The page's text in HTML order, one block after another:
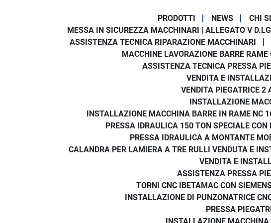
PRODOTTI NEWS CHI
MESSA IN SICUREZZA MACCHINARI | ALLEGATO V
ASSISTENZA TECNICA RIPARAZIONE MACCHINARI
MACCHINE LAVORAZIONE BARRE RAME
ASSISTENZA TECNICA PRESSA
VENDITA E
VENDITA PIEGATRICE
INSTALLAZIONE
INSTALLAZIONE MACCHINA BARRE IN RAME NC
PRESSA IDRAULICA 150 TON SPECIALE
PRESSA IDRAULICA A MONTANTE
CALANDRA PER LAMIERA A TRE RULLI VENDUTA E
VENDITA E
ASSISTENZA PRESSA
TORNI CNC IBETAMAC CON
INSTALLAZIONE DI PUNZONATRICE
PRESSA